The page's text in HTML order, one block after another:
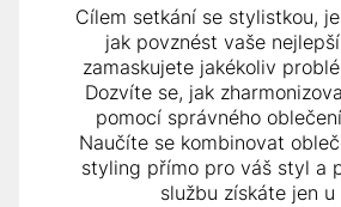
Cílem setkání se stylistkou,
jak povznést vaše
zamaskujete jakékoliv
Dozvíte se, jak
pomocí správného
Naučíte se kombinovat
styling přímo pro váš styl a
službu získáte jen u